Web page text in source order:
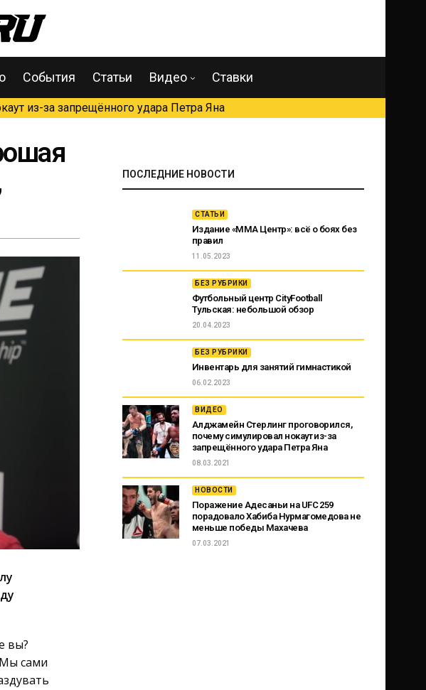
События Статьи Видео Ставки
из-за запрещённого удара Петра Яна
вы?
сами
ПОСЛЕДНИЕ НОВОСТИ
СТАТЬИ
Издание «ММА Центр»: всё о боях без
правил
11.05.2023
БЕЗ РУБРИКИ
Футбольный центр CityFootball
Тульская: небольшой обзор
20.04.2023
БЕЗ РУБРИКИ
Инвентарь для занятий гимнастикой
06.02.2023
ВИДЕО
Алджамейн Стерлинг проговорился,
почему симулировал нокаут из-за
запрещённого удара Петра Яна
08.03.2021
НОВОСТИ
Поражение Адесаньи на UFC 259
порадовало Хабиба Нурмагомедова не
меньше победы Махачева
07.03.2021